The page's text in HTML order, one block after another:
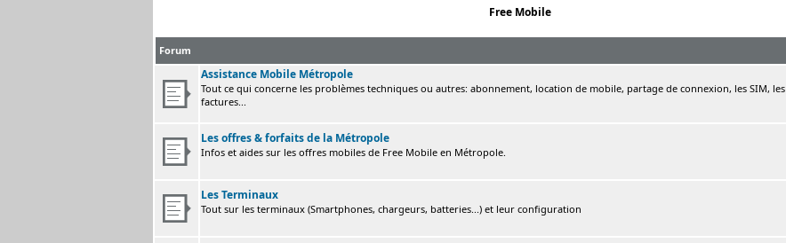
Free Mobile
Forum
Assistance Mobile Métropole
Tout ce qui concerne les problèmes techniques ou autres: abonnement, location de mobile, partage de connexion, les SIM, les
factures...
Les offres & forfaits de la Métropole
Infos et aides sur les offres mobiles de Free Mobile en Métropole.
Les Terminaux
Tout sur les terminaux (Smartphones, chargeurs, batteries...) et leur configuration